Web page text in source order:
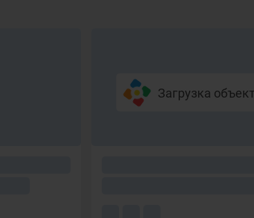
Загрузка